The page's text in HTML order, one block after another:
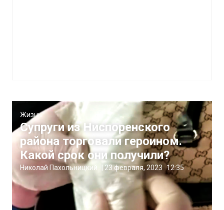
Жизнь
Супруги из Ниспоренского
района торговали героином.
Какой срок они получили?
Николай Пахольницкий 23 февраля, 2023 12:35